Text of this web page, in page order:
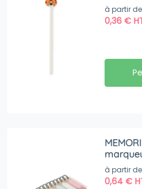
à partir de
0,36€
à partir de
0,64€